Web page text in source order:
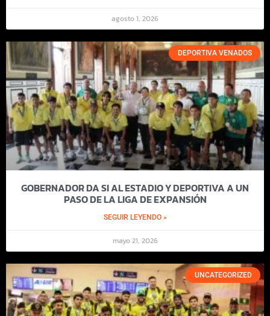
agosto 1, 2026
DEPORTIVA VENADOS
GOBERNADOR DA SI AL ESTADIO Y DEPORTIVA A UN
PASO DE LA LIGA DE EXPANSIÓN
SEGUIR LEYENDO »
mayo 21, 2026
UNCATEGORIZED